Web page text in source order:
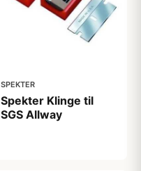
SPEKTER
Spekter Klinge til
SGS Allway